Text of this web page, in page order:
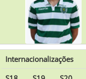
Internacionalizações